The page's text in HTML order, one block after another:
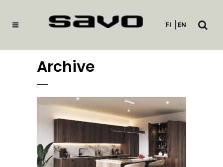
FI EN
Open
Archive